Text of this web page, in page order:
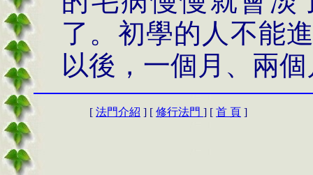
了。初學的人不能
以後，一個月、兩
[ 法門介紹 ] [ 修行法門 ] [ 首 頁 ]